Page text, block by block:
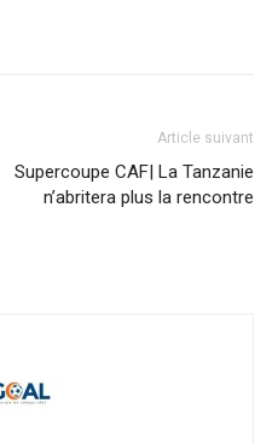
Article suivant
Supercoupe CAF| La Tanzanie
n’abritera plus la rencontre